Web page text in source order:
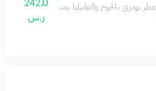
عطر بودري بالخوخ والفانيليا يمنح إحساساً منعشاً
242.0
ر.س